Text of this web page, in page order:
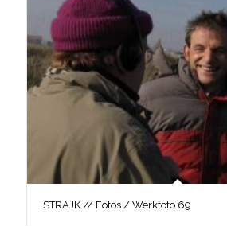
STRAJK // Fotos / Werkfoto 69